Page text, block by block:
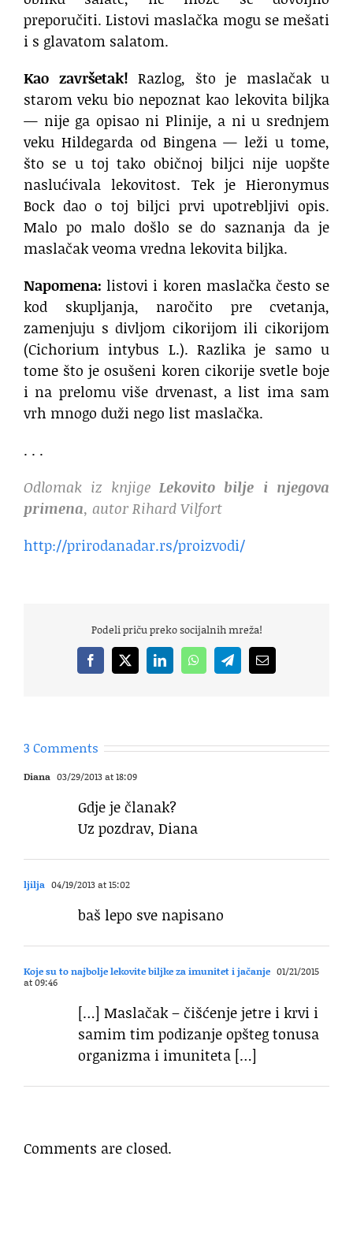
preporučiti. Listovi maslačka mogu se mešati
i s glavatom salatom.
Kao završetak! Razlog, što je maslačak u
starom veku bio nepoznat kao lekovita biljka
— nije ga opisao ni Plinije, a ni u srednjem
veku Hildegarda od Bingena — leži u tome,
što se u toj tako običnoj biljci nije uopšte
naslućivala lekovitost. Tek je Hieronymus
Bock dao o toj biljci prvi upotrebljivi opis.
Malo po malo došlo se do saznanja da je
maslačak veoma vredna lekovita biljka.
Napomena: listovi i koren maslačka često se
kod skupljanja, naročito pre cvetanja,
zamenjuju s divljom cikorijom ili cikorijom
(Cichorium intybus L.). Razlika je samo u
tome što je osušeni koren cikorije svetle boje
i na prelomu više drvenast, a list ima sam
vrh mnogo duži nego list maslačka.
. . .
Odlomak iz knjige Lekovito bilje i njegova
primena, autor Rihard Vilfort
http://prirodanadar.rs/proizvodi/
Podeli priču preko socijalnih mreža!
Facebook
X LinkedInWhatsAppTelegramEmail
3 Comments
Diana 03/29/2013 at 18:09
Gdje je članak?
Uz pozdrav, Diana
ljilja 04/19/2013 at 15:02
baš lepo sve napisano
Koje su to najbolje lekovite biljke za imunitet i jačanje 01/21/2015
at 09:46
[…] Maslačak – čišćenje jetre i krvi i
samim tim podizanje opšteg tonusa
organizma i imuniteta […]
Comments are closed.